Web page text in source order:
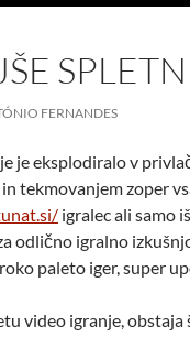
FERNANDES
je eksplodiralo v
tekmovanjem zoper
igralec ali samo
odlično igralno
paleto iger, super
video igranje,